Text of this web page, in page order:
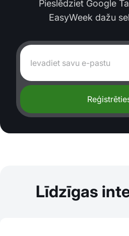
Pieslēdziet Google
EasyWeek dažu
Līdzīgas